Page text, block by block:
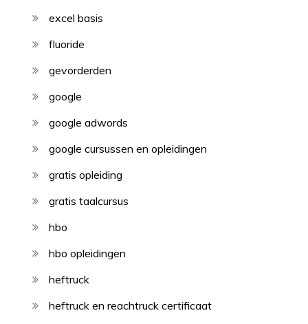
excel basis
fluoride
gevorderden
google
google adwords
google cursussen en opleidingen
gratis opleiding
gratis taalcursus
hbo
hbo opleidingen
heftruck
heftruck en reachtruck certificaat